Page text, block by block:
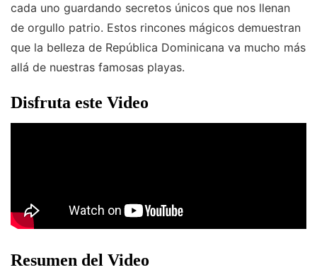
cada uno guardando secretos únicos que nos llenan
de orgullo patrio. Estos rincones mágicos demuestran
que la belleza de República Dominicana va mucho más
allá de nuestras famosas playas.
Disfruta este Video
Resumen del Video